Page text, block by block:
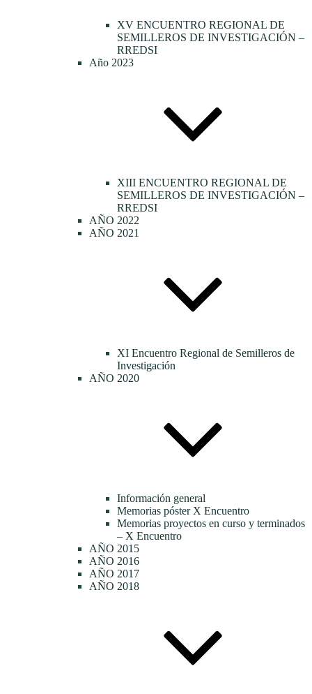
XV ENCUENTRO REGIONAL DE
SEMILLEROS DE INVESTIGACIÓN –
RREDSI
Año 2023
XIII ENCUENTRO REGIONAL DE
SEMILLEROS DE INVESTIGACIÓN –
RREDSI
AÑO 2022
AÑO 2021
XI Encuentro Regional de Semilleros de
Investigación
AÑO 2020
Información general
Memorias póster X Encuentro
Memorias proyectos en curso y terminados
– X Encuentro
AÑO 2015
AÑO 2016
AÑO 2017
AÑO 2018